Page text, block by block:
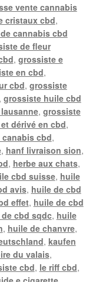
vente cannabis
cristaux cbd,
cannabis cbd
de fleur
, grossiste e
en cbd,
cbd, grossiste
, grossiste huile cbd
, grossiste
dérivé en cbd,
cbd,
, hanf livraison sion,
, herbe aux chats,
cbd suisse, huile
avis, huile de cbd
effet, huile de cbd
cbd sqdc, huile
, huile de chanvre,
, kaufen
du valais,
cbd, le riff cbd,